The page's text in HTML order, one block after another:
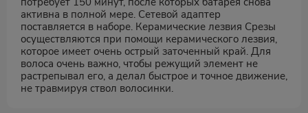
активна в полной мере. Сетевой адаптер
поставляется в наборе. Керамические лезвия Срезы
осуществляются при помощи керамического лезвия,
которое имеет очень острый заточенный край. Для
волоса очень важно, чтобы режущий элемент не
растрепывал его, а делал быстрое и точное движение,
не травмируя ствол волосинки.